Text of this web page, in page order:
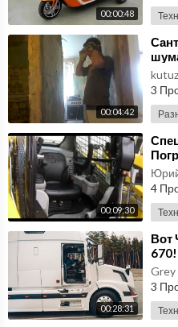
00:00:48
00:04:42
3
00:09:30
4
00:28:31
⁣Вот
Grey
3